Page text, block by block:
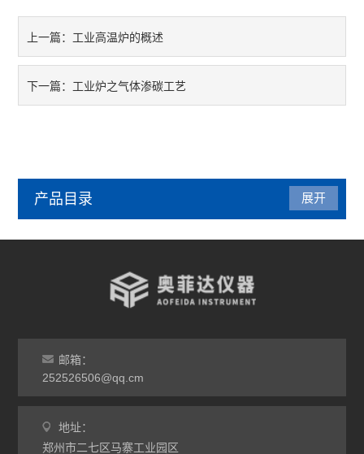
上一篇： 工业高温炉的概述
下一篇： 工业炉之气体渗碳工艺
产品目录
干燥箱
烘箱
工业电炉
展开
邮箱：
252526506@qq.cm
地址：
郑州市二七区马寨工业园区